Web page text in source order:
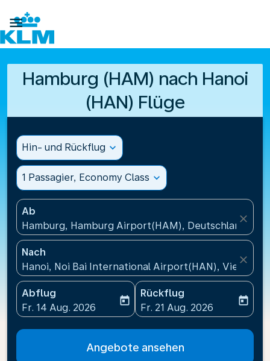

Hamburg (HAM) nach Hanoi
(HAN) Flüge
Hin- und Rückflug expand_more
1 Passagier, Economy Class expand_more
Ab
Hamburg, Hamburg Airport(HAM), Deutschland
close
Nach
Hanoi, Noi Bai International Airport(HAN), Vietnam
close
Abflug
fc-booking-departure-date-aria-label
Fr. 14 Aug. 2026
today
Rückflug
fc-booking-return-date-
Fr. 21 Aug. 2026
today
Angebote ansehen